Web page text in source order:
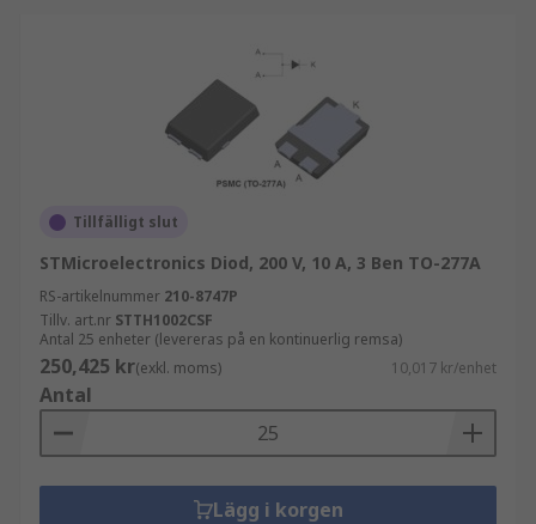
Tillfälligt slut
STMicroelectronics Diod, 200 V, 10 A, 3 Ben TO-277A
RS-artikelnummer 210-8747P
Tillv. art.nr STTH1002CSF
Antal 25 enheter (levereras på en kontinuerlig remsa)
250,425 kr(exkl. moms) 10,017 kr/enhet
Antal
Lägg i korgen